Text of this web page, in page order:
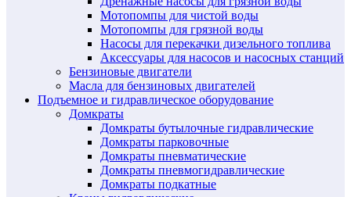
Мотопомпы для чистой воды
Мотопомпы для грязной воды
Насосы для перекачки дизельного топлива
Аксессуары для насосов и насосных станций
Бензиновые двигатели
Масла для бензиновых двигателей
Подъемное и гидравлическое оборудование
Домкраты
Домкраты бутылочные гидравлические
Домкраты парковочные
Домкраты пневматические
Домкраты пневмогидравлические
Домкраты подкатные